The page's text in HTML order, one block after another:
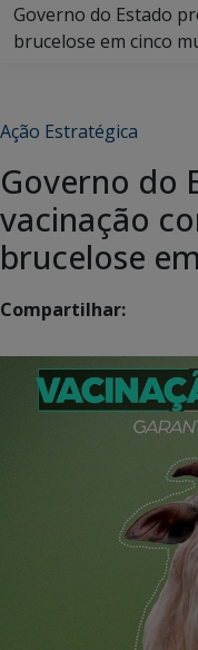
Governo do Estado
brucelose em cinco
Ação Estratégica
Governo do
vacinação
brucelose
Compartilhar: